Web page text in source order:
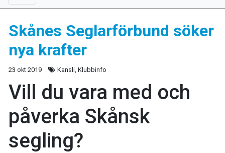
Skånes Seglarförbund söker
nya krafter
23 okt 2019 Kansli, Klubbinfo
Vill du vara med och
påverka Skånsk
segling?